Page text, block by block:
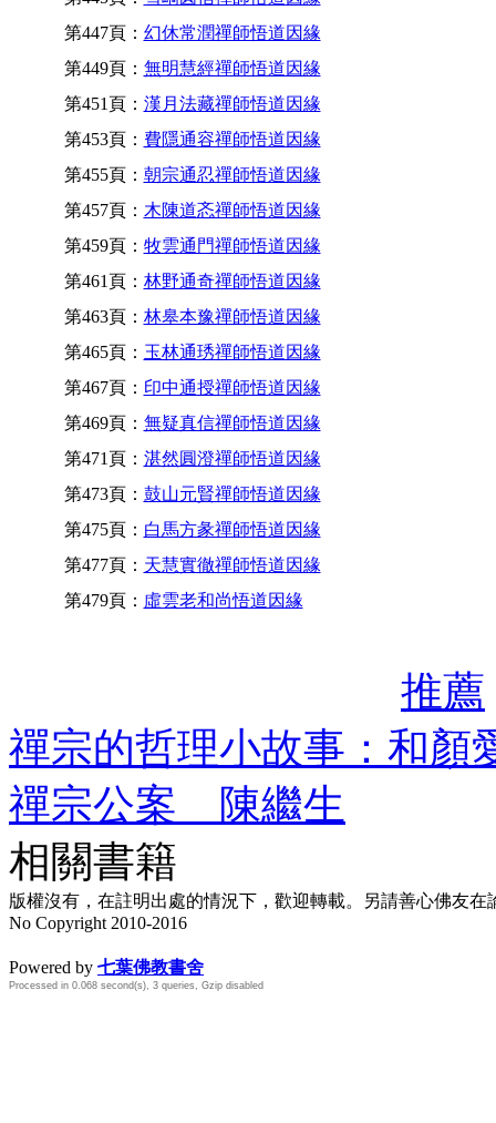
第447頁： 幻休常潤禪師悟道因緣
第449頁： 無明慧經禪師悟道因緣
第451頁： 漢月法藏禪師悟道因緣
第453頁： 費隱通容禪師悟道因緣
第455頁： 朝宗通忍禪師悟道因緣
第457頁： 木陳道忞禪師悟道因緣
第459頁： 牧雲通門禪師悟道因緣
第461頁： 林野通奇禪師悟道因緣
第463頁： 林皋本豫禪師悟道因緣
第465頁： 玉林通琇禪師悟道因緣
第467頁： 印中通授禪師悟道因緣
第469頁： 無疑真信禪師悟道因緣
第471頁： 湛然圓澄禪師悟道因緣
第473頁： 鼓山元賢禪師悟道因緣
第475頁： 白馬方彖禪師悟道因緣
第477頁： 天慧實徹禪師悟道因緣
第479頁： 虛雲老和尚悟道因緣
推薦
禪宗的哲理小故事：和
禪宗公案 陳繼生
相關書籍
版權沒有，在註明出處的情況下，歡迎轉載。另請善心佛友
No Copyright 2010-2016
Powered by 七葉佛教書舍
Processed in 0.068 second(s), 3 queries, Gzip disabled